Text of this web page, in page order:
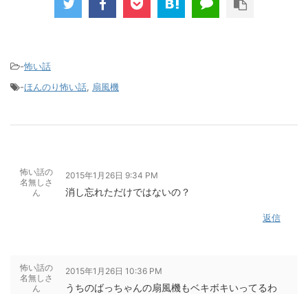
-怖い話
-ほんのり怖い話, 扇風機
怖い話の
名無しさ
ん
2015年1月26日 9:34 PM
消し忘れただけではないの？
返信
怖い話の
名無しさ
ん
2015年1月26日 10:36 PM
うちのばっちゃんの扇風機もベキボキいってるわ